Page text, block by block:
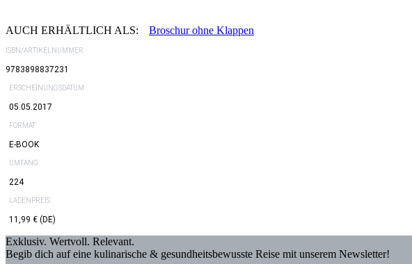
AUCH ERHÄLTLICH ALS: Broschur ohne Klappen
ISBN/ARTIKELNUMMER
9783898837231
ERSCHEINUNGSDATUM
05.05.2017
FORMAT
E-BOOK
UMFANG
224
LADENPREIS
11,99 € (DE)
Exklusiv. Wertvoll. Relevant.
Begib dich auf eine kulinarische & gesundheitsbewusste Reise mit unserem Newsletter!